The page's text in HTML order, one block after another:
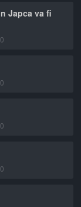
Japca va fi
0
0
0
0